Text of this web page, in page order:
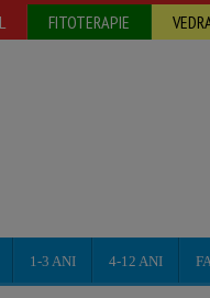
FITOTERAPIE
1-3 ANI 4-12 ANI